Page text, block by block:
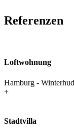
Referenzen
Loftwohnung
Hamburg -
+
Stadtvilla